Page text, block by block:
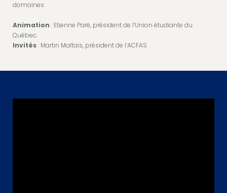
domaines.
Animation : Etienne Paré, président de l’Union étudiante du
Québec.
Invités: Martin Maltais, président de l’ACFAS